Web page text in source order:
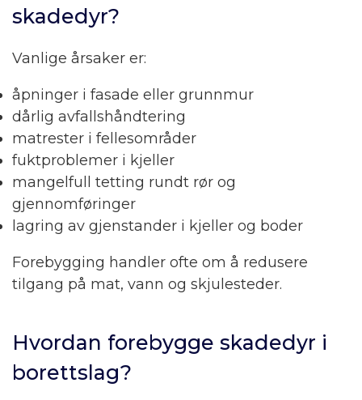
skadedyr?
Vanlige årsaker er:
åpninger i fasade eller grunnmur
dårlig avfallshåndtering
matrester i fellesområder
fuktproblemer i kjeller
mangelfull tetting rundt rør og
gjennomføringer
lagring av gjenstander i kjeller og boder
Forebygging handler ofte om å redusere
tilgang på mat, vann og skjulesteder.
Hvordan forebygge skadedyr i
borettslag?